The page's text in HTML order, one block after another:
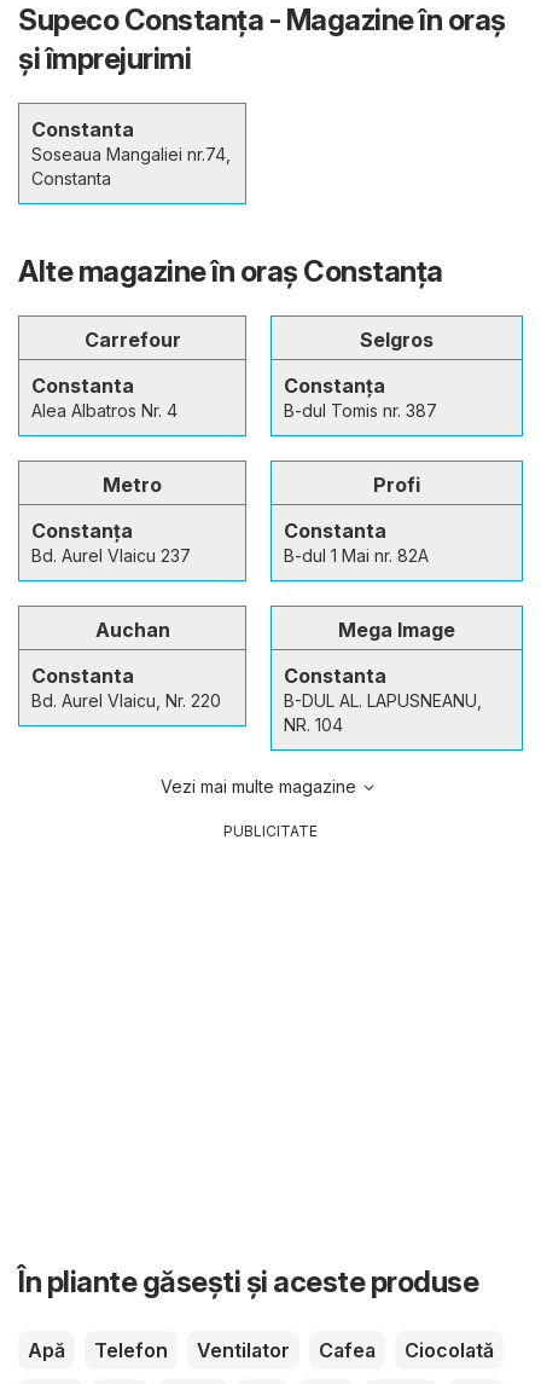
Supeco Constanța - Magazine în oraş
şi împrejurimi
Constanta
Soseaua Mangaliei nr.74,
Constanta
Alte magazine în oraş Constanța
Carrefour
Constanta
Alea Albatros Nr. 4
Selgros
Constanţa
B-dul Tomis nr. 387
Metro
Constanța
Bd. Aurel Vlaicu 237
Profi
Constanta
B-dul 1 Mai nr. 82A
Auchan
Constanta
Bd. Aurel Vlaicu, Nr. 220
Mega Image
Constanta
B-DUL AL. LAPUSNEANU,
NR. 104
Vezi mai multe magazine
PUBLICITATE
În pliante găsești și aceste produse
Apă Telefon Ventilator Cafea
Ciocolată